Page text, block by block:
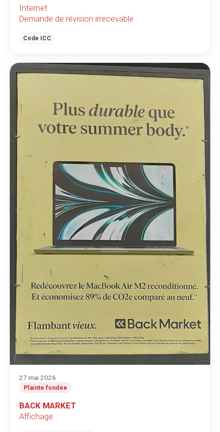
Internet
Demande de révision irrecevable
Code ICC
27 mai 2026
Plainte fondée
BACK MARKET
Affichage